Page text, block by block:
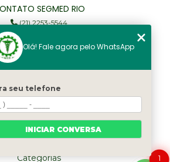
SEGMED RIO
(21) 2253-5544
(21) 97905-3352
Home
Institucional
Serviços
Categorias
1
Olá! Fale agora pelo WhatsApp
seu telefone
INICIAR CONVERSA